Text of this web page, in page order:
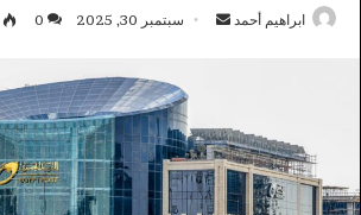
ابراهيم أحمد
أرسل سبتمبر 30, 2025 0